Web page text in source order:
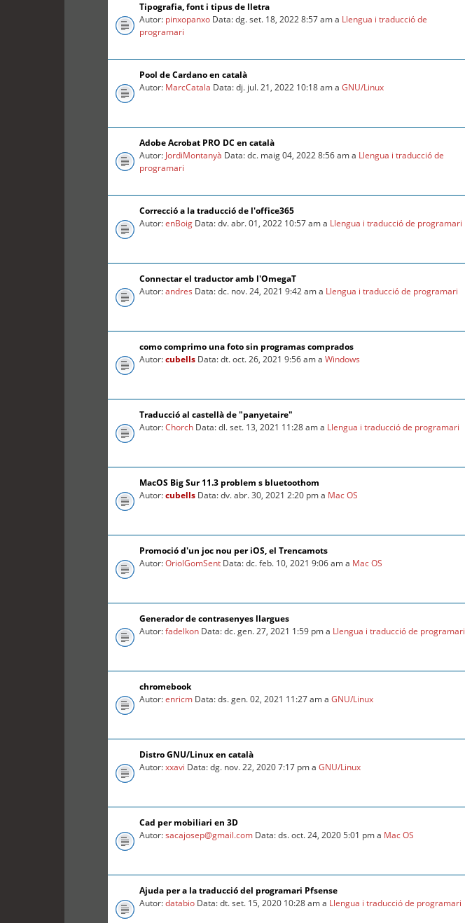
Tipografia, font i tipus de lletra
Autor: pinxopanxo Data: dg. set. 18, 2022 8:57 am a Llengua i traducció de
programari
Pool de Cardano en català
Autor: MarcCatala Data: dj. jul. 21, 2022 10:18 am aGNU/Linux
Adobe Acrobat PRO DC en català
Autor: JordiMontanyà Data: dc. maig 04, 2022 8:56 am a Llengua i traducció de
programari
Correcció a la traducció de l'office365
Autor:enBoig Data: dv. abr. 01, 2022 10:57 am a Llengua i traducció de programari
Connectar el traductor amb l'OmegaT
Autor:andres Data: dc. nov. 24, 2021 9:42 am a Llengua i traducció de programari
como comprimo una foto sin programas comprados
Autor:cubells Data: dt. oct. 26, 2021 9:56 am aWindows
Traducció al castellà de "panyetaire"
Autor:Chorch Data: dl. set. 13, 2021 11:28 am a Llengua i traducció de programari
MacOS Big Sur 11.3 problem s bluetoothom
Autor:cubells Data: dv. abr. 30, 2021 2:20 pm a Mac OS
Promoció d'un joc nou per iOS, el Trencamots
Autor:OriolGomSent Data: dc. feb. 10, 2021 9:06 am a Mac OS
Generador de contrasenyes llargues
Autor:fadelkon Data: dc. gen. 27, 2021 1:59 pm a Llengua i traducció de programari
chromebook
Autor:enricm Data: ds. gen. 02, 2021 11:27 am aGNU/Linux
Distro GNU/Linux en català
Autor:xxavi Data: dg. nov. 22, 2020 7:17 pm aGNU/Linux
Cad per mobiliari en 3D
Autor:sacajosep@gmail.com Data: ds. oct. 24, 2020 5:01 pm a Mac OS
Ajuda per a la traducció del programari Pfsense
Autor:databio Data: dt. set. 15, 2020 10:28 am a Llengua i traducció de programari